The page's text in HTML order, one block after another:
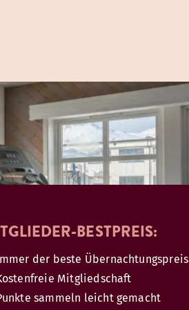
BESTPREIS:
der beste Übernachtungspreis
Mitgliedschaft
sammeln leicht gemacht